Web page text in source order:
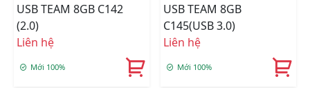
USB TEAM 8GB C142
(2.0)
Liên hệ
Mới 100%
USB TEAM 8GB
C145(USB 3.0)
Liên hệ
Mới 100%